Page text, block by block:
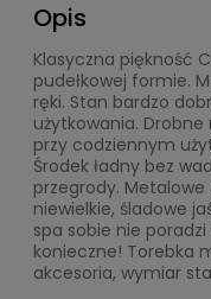
Opis
Klasyczna piękność
pudełkowej formie.
ręki. Stan bardzo
użytkowania.
przy codziennym
Środek ładny bez
przegrody.
niewielkie, śladowe
spa sobie nie
konieczne! Torebka
akcesoria, wymiar